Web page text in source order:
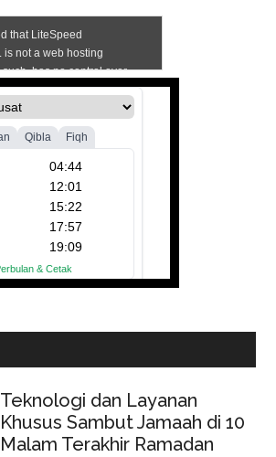
Teknologi dan Layanan
Khusus Sambut Jamaah di 10
Malam Terakhir Ramadan